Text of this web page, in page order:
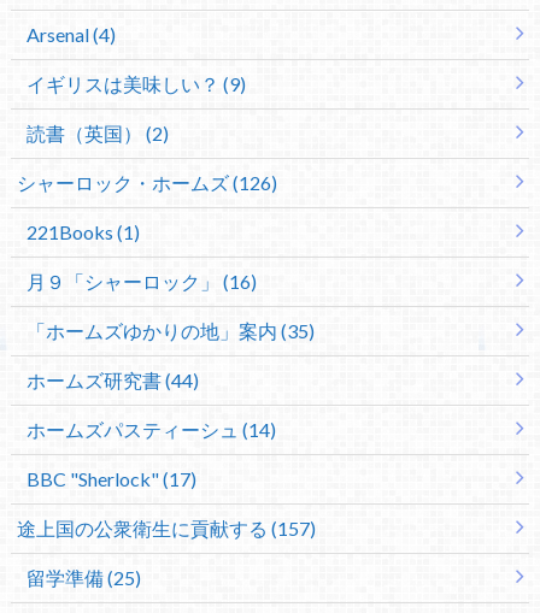
Arsenal (4)
イギリスは美味しい？ (9)
読書（英国） (2)
シャーロック・ホームズ (126)
221Books (1)
月９「シャーロック」 (16)
「ホームズゆかりの地」案内 (35)
ホームズ研究書 (44)
ホームズパスティーシュ (14)
BBC "Sherlock" (17)
途上国の公衆衛生に貢献する (157)
留学準備 (25)